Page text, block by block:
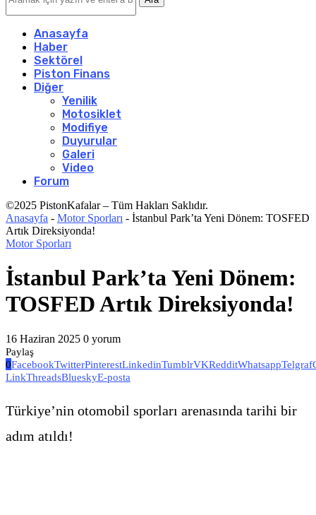
Anasayfa
Haber
Sektörel
Piston Finans
Diğer
Yenilik
Motosiklet
Modifiye
Duyurular
Galeri
Video
Forum
©2025 PistonKafalar – Tüm Hakları Saklıdır.
Anasayfa - Motor Sporları - İstanbul Park’ta Yeni Dönem: TOSFED
Artık Direksiyonda!
Motor Sporları
İstanbul Park’ta Yeni Dönem:
TOSFED Artık Direksiyonda!
16 Haziran 2025 0 yorum
Paylaş
0FacebookTwitterPinterestLinkedinTumblrVKRedditWhatsappTelgraf
LinkThreadsBlueskyE-posta
Türkiye’nin otomobil sporları arenasında tarihi bir
adım atıldı!